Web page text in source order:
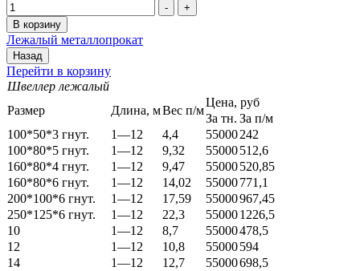
Лежалый металлопрокат
Перейти в корзину
Швеллер лежалый
Размер
Длина, мВес п/м
Цена, руб
За тн. За п/м
100*50*3 гнут.
1—12 4,4 55000242
100*80*5 гнут.
1—12 9,32 55000512,6
160*80*4 гнут.
1—12 9,47 55000520,85
160*80*6 гнут.
1—12 14,02 55000771,1
200*100*6 гнут.
1—12 17,59 55000967,45
250*125*6 гнут.
1—12 22,3 550001226,5
10
1—12 8,7 55000478,5
12
1—12 10,8 55000594
14
1—12 12,7 55000698,5